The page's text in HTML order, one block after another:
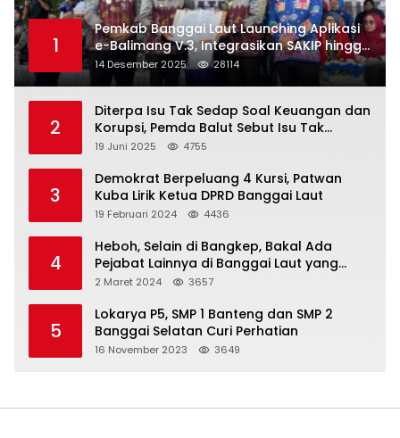
1
Pemkab Banggai Laut Launching Aplikasi
e-Balimang V.3, Integrasikan SAKIP hingga
Satu Data Layanan Publik
14 Desember 2025 28114
2
Diterpa Isu Tak Sedap Soal Keuangan dan
Korupsi, Pemda Balut Sebut Isu Tak
Berdasar
19 Juni 2025 4755
3
Demokrat Berpeluang 4 Kursi, Patwan
Kuba Lirik Ketua DPRD Banggai Laut
19 Februari 2024 4436
4
Heboh, Selain di Bangkep, Bakal Ada
Pejabat Lainnya di Banggai Laut yang
Bakal di Ciduk, Bagini Kata Kapolres!
2 Maret 2024 3657
5
Lokarya P5, SMP 1 Banteng dan SMP 2
Banggai Selatan Curi Perhatian
16 November 2023 3649